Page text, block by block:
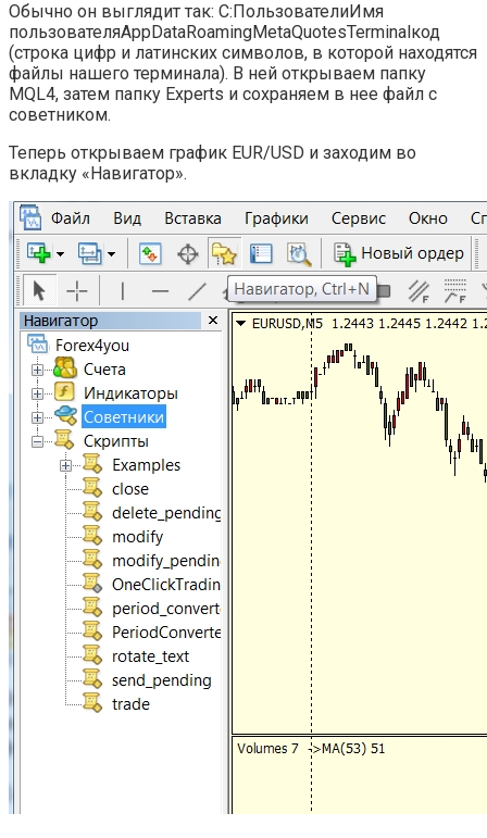
Обычно он выглядит так: С:ПользователиИмя
пользователяAppDataRoamingMetaQuotesTerminalкод
(строка цифр и латинских символов, в которой находятся
файлы нашего терминала). В ней открываем папку
MQL4, затем папку Experts и сохраняем в нее файл с
советником.
Теперь открываем график EUR/USD и заходим во
вкладку «Навигатор».